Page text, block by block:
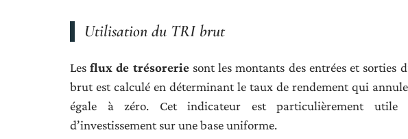
Utilisation du TRI brut
Lesflux de trésoreriesont les montants des entrées et sorties
brut est calculé en déterminant le taux de rendement qui
égale à zéro. Cet indicateur est particulièrement utile
d’investissement sur une base uniforme.